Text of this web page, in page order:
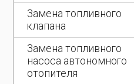
Замена топливного
клапана
Замена топливного
насоса автономного
отопителя